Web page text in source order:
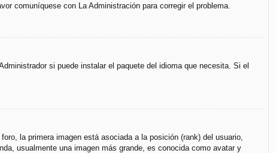
comuníquese con La Administración para corregir el problema.
si puede instalar el paquete del idioma que necesita. Si el
la primera imagen está asociada a la posición (rank) del usuario,
usualmente una imagen más grande, es conocida como avatar y